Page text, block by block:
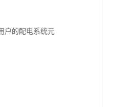
户的配电系统元